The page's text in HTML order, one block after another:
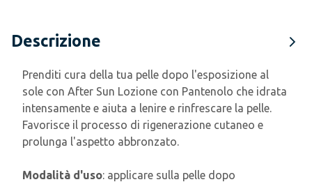
Descrizione
Prenditi cura della tua pelle dopo l'esposizione al
sole con After Sun Lozione con Pantenolo che idrata
intensamente e aiuta a lenire e rinfrescare la pelle.
Favorisce il processo di rigenerazione cutaneo e
prolunga l'aspetto abbronzato.
Modalità d'uso: applicare sulla pelle dopo